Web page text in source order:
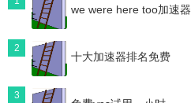
we were here too加速器
2
十大加速器排名免费
3